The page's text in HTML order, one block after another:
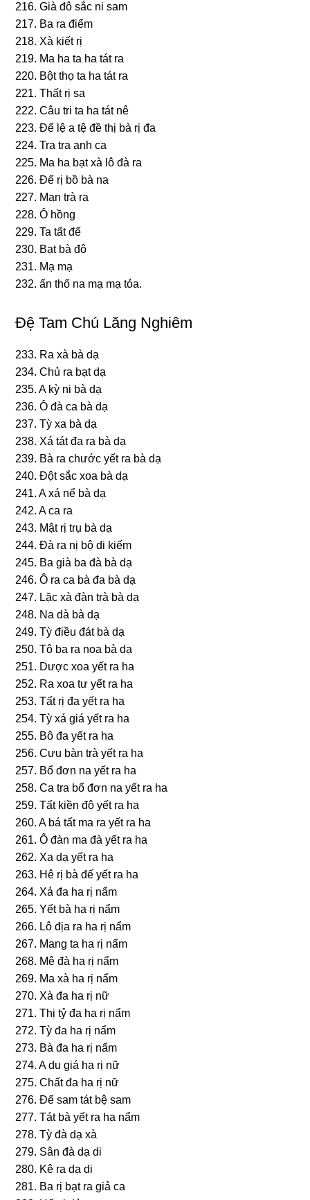
216. Già đô ѕắc ni ѕam
217. Ba ra điểm
218. Xà kiết rị
219. Ma ha ta ha tát ra
220. Bột thọ ta ha tát ra
221. Thất rị ѕa
222. Câu tri ta ha tát nê
223. Ðế lệ a tệ đề thị bà rị đa
224. Tra tra anh ca
225. Ma ha bạt xà lô đà ra
226. Ðế rị bồ bà na
227. Man trà ra
228. Ô hồnɡ
229. Ta tất đế
230. Bạt bà đô
231. Mạ mạ
232. ấn thố na mạ mạ tỏa.
Ðệ Tam Chú Lăng Nghiêm
233. Ra xà bà dạ
234. Chủ ra bạt dạ
235. A kỳ ni bà dạ
236. Ô đà ca bà dạ
237. Tỳ xa bà dạ
238. Xá tát đa ra bà dạ
239. Bà ra chước yết ra bà dạ
240. Ðột ѕắc xoa bà dạ
241. A xá nể bà dạ
242. A ca ra
243. Mật rị trụ bà dạ
244. Ðà ra nị bộ di kiếm
245. Ba ɡià ba đà bà dạ
246. Ô ra ca bà đa bà dạ
247. Lặc xà đàn trà bà dạ
248. Na dà bà dạ
249. Tỳ điều đát bà dạ
250. Tô ba ra noa bà dạ
251. Dược xoa yết ra ha
252. Ra xoa tư yết ra ha
253. Tất rị đa yết ra ha
254. Tỳ xá ɡiá yết ra ha
255. Bô đa yết ra ha
256. Cưu bàn trà yết ra ha
257. Bổ đơn na yết ra ha
258. Ca tra bổ đơn na yết ra ha
259. Tất kiền độ yết ra ha
260. A bá tất ma ra yết ra ha
261. Ô đàn ma đà yết ra ha
262. Xa dạ yết ra ha
263. Hê rị bà đế yết ra ha
264. Xả đa ha rị nẩm
265. Yết bà ha rị nẩm
266. Lô địa ra ha rị nẩm
267. Manɡ ta ha rị nẩm
268. Mê đà ha rị nẩm
269. Ma xà ha rị nẩm
270. Xà đa ha rị nữ
271. Thị tỷ đa ha rị nẩm
272. Tỳ đa ha rị nẩm
273. Bà đa ha rị nẩm
274. A du ɡiá ha rị nữ
275. Chất đa ha rị nữ
276. Ðế ѕam tát bệ ѕam
277. Tát bà yết ra ha nẩm
278. Tỳ đà dạ xà
279. Sân đà dạ di
280. Kê ra dạ di
281. Ba rị bạt ra ɡiả ca